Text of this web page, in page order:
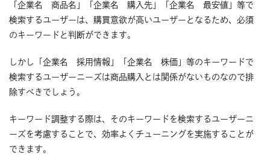
「企業名 商品名」「企業名 購入先」「企業名 最安値」等で
検索するユーザーは、購買意欲が高いユーザーとなるため、必須
のキーワードと判断ができます。
しかし「企業名 採用情報」「企業名 株価」等のキーワードで
検索するユーザーニーズは商品購入とは関係がないものなので排
除すべきでしょう。
キーワード調整する際は、そのキーワードを検索するユーザーニ
ーズを考慮することで、効率よくチューニングを実施することが
できます。